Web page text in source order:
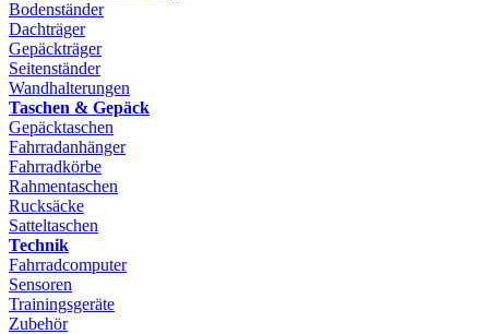
Bodenständer
Dachträger
Gepäckträger
Seitenständer
Wandhalterungen
Taschen & Gepäck
Gepäcktaschen
Fahrradanhänger
Fahrradkörbe
Rahmentaschen
Rucksäcke
Satteltaschen
Technik
Fahrradcomputer
Sensoren
Trainingsgeräte
Zubehör